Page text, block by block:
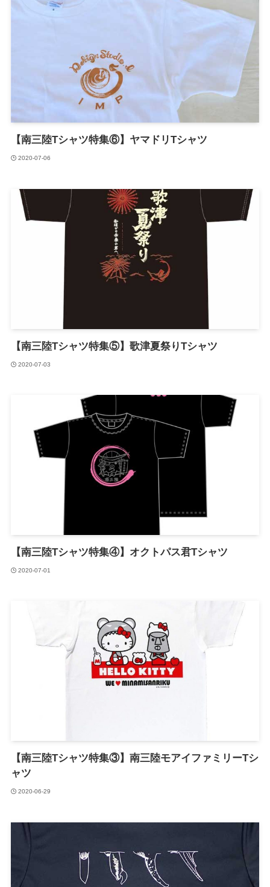
【南三陸Tシャツ特集⑥】ヤマドリTシャツ
2020-07-06
【南三陸Tシャツ特集⑤】歌津夏祭りTシャツ
2020-07-03
【南三陸Tシャツ特集④】オクトパス君Tシャツ
2020-07-01
【南三陸Tシャツ特集③】南三陸モアイファミリーTシ
ャツ
2020-06-29